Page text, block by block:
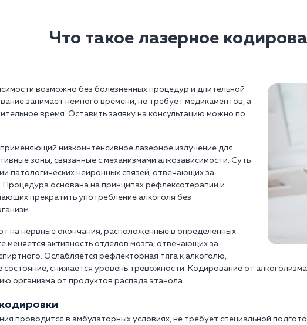
Что такое лазерное
возможно без болезненных процедур и длительной
занимает немного времени, не требует медикаментов, а
время. Оставить заявку на консультацию можно по
низкоинтенсивное лазерное излучение для
зоны, связанные с механизмами алкозависимости. Суть
патологических нейронных связей, отвечающих за
основана на принципах рефлексотерапии и
прекратить употребление алкоголя без
на нервные окончания, расположенные в определенных
меняется активность отделов мозга, отвечающих за
Ослабляется рефлекторная тяга к алкоголю,
состояние, снижается уровень тревожности. Кодирование от
организма от продуктов распада этанола.
проводится в амбулаторных условиях, не требует специальной